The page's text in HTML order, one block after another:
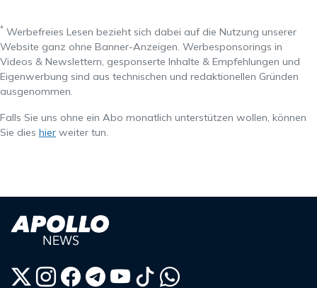
* Werbefreies Lesen bezieht sich dabei auf die Nutzung unserer
Website ganz ohne Banner-Anzeigen. Werbesponsorings in
Videos & Newslettern, gesponserte Inhalte & Empfehlungen und
Eigenwerbung sind aus technischen und redaktionellen Gründen
ausgenommen.
Falls Sie uns ohne ein Abo monatlich unterstützen wollen, können
Sie dies hier weiter tun.